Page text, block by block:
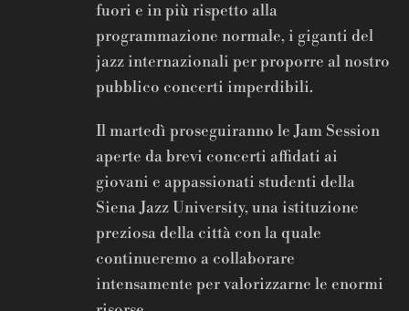
fuori e in più rispetto alla
programmazione normale, i giganti del
jazz internazionali per proporre al nostro
pubblico concerti imperdibili.
Il martedì proseguiranno le Jam Session
aperte da brevi concerti affidati ai
giovani e appassionati studenti della
Siena Jazz University, una istituzione
preziosa della città con la quale
continueremo a collaborare
intensamente per valorizzarne le enormi